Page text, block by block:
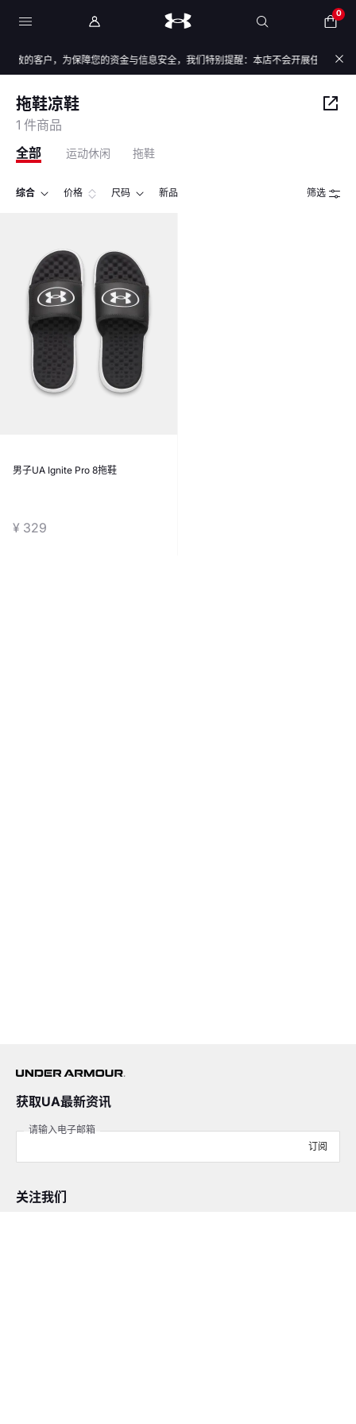
0
尊敬的客户，为保障您的资金与信息安全，我们特别提醒：本店不会开展任何刷
拖鞋凉鞋
1 件商品
全部
运动休闲 拖鞋
综合 价格 尺码 新品 筛选
男子UA Ignite Pro 8拖鞋
¥ 329
获取UA最新资讯
请输入电子邮箱
订阅
关注我们